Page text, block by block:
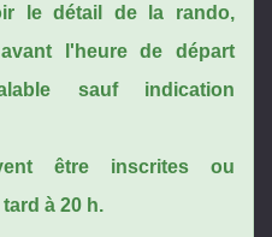
le détail de la rando,
l'heure de départ
sauf indication
être inscrites ou
à 20 h.